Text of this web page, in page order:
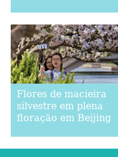
Flores de macieira
silvestre em plena
floração em Beijing